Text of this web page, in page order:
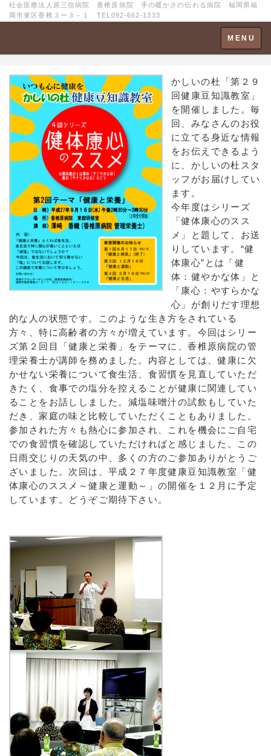
社会医療法人原三信病院 香椎原病院 手の暖かさの伝わる病院 福岡県福
岡市東区香椎３ー３－１ TEL092-662-1333
Toggle
navigation
MENU
かしいの杜「第２９
回健康豆知識教室」
を開催しました。毎
回、みなさんのお役
に立てる身近な情報
をお伝えできるよう
に、かしいの杜スタ
ッフがお届けしてい
ます。
今年度はシリーズ
「健体康心のスス
メ」と題して、お送
りしています。“健
体康心”とは「健
体：健やかな体」と
「康心：やすらかな
心」が創りだす理想
的な人の状態です。このような生き方をされている
方々、特に高齢者の方々が増えています。今回はシリー
ズ第２回目「健康と栄養」をテーマに、香椎原病院の管
理栄養士が講師を務めました。内容としては、健康に欠
かせない栄養について食生活、食習慣を見直していただ
きたく、食事での塩分を控えることが健康に関連してい
ることをお話ししました。減塩味噌汁の試飲もしていた
だき、家庭の味と比較していただくこともありました。
参加された方々も熱心に参加され、これを機会にご自宅
での食習慣を確認していただければと感じました。この
日雨交じりの天気の中、多くの方のご参加ありがとうご
ざいました。次回は、平成２７年度健康豆知識教室「健
体康心のススメ～健康と運動～」の開催を１２月に予定
しています。どうぞご期待下さい。